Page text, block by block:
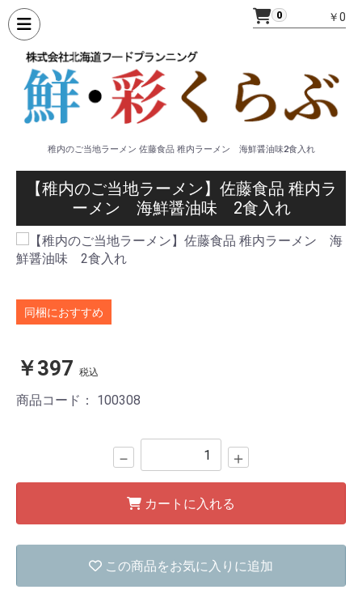
0 ￥0
稚内のご当地ラーメン 佐藤食品 稚内ラーメン 海鮮醤油味2食入れ
【稚内のご当地ラーメン】佐藤食品 稚内ラ
ーメン 海鮮醤油味 2食入れ
同梱におすすめ
￥397 税込
商品コード： 100308
－ ＋
カートに入れる
この商品をお気に入りに追加